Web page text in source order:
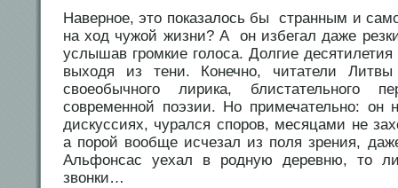
Наверное, это показалось бы странным и
на ход чужой жизни? А он избегал даже
услышав громкие голоса. Долгие
выходя из тени. Конечно, читатели
своеобычного лирика, блистательного
современной поэзии. Но примечательно: он
дискуссиях, чурался споров, месяцами не
а порой вообще исчезал из поля зрения,
Альфонсас уехал в родную деревню, то
звонки…